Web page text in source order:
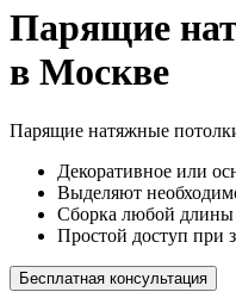
Парящие
в Москве
Парящие натяжные
Декоративное или
Выделяют
Сборка любой длины
Простой доступ при
Бесплатная консультация